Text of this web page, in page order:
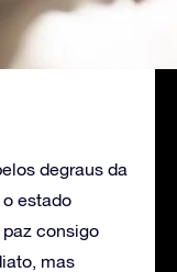
degraus da
estado
consigo
mas